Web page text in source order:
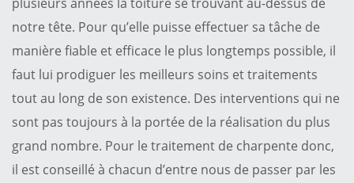
notre tête. Pour qu’elle puisse effectuer sa tâche de
manière fiable et efficace le plus longtemps possible, il
faut lui prodiguer les meilleurs soins et traitements
tout au long de son existence. Des interventions qui ne
sont pas toujours à la portée de la réalisation du plus
grand nombre. Pour le traitement de charpente donc,
il est conseillé à chacun d’entre nous de passer par les